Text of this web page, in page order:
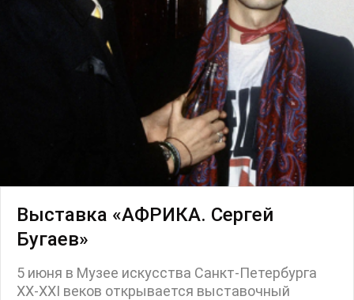
Выставка «АФРИКА. Сергей
Бугаев»
5 июня в Музее искусства Санкт-Петербурга
XX-XXI веков открывается выставочный